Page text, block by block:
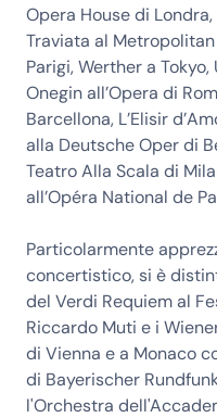
Opera House di
Traviata al
Parigi, Werther a
Onegin all’Opera di
Barcellona, L’Elisir
alla Deutsche Oper di
Teatro Alla Scala di
all’Opéra National de
Particolarmente
concertistico, si è
del Verdi Requiem al
Riccardo Muti e i
di Vienna e a Monaco
di Bayerischer
l'Orchestra